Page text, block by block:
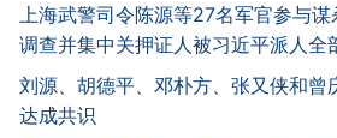
上海武警司令陈源等27名军官参与
调查并集中关押证人被习近平派人全
刘源、胡德平、邓朴方、张又侠和曾
达成共识